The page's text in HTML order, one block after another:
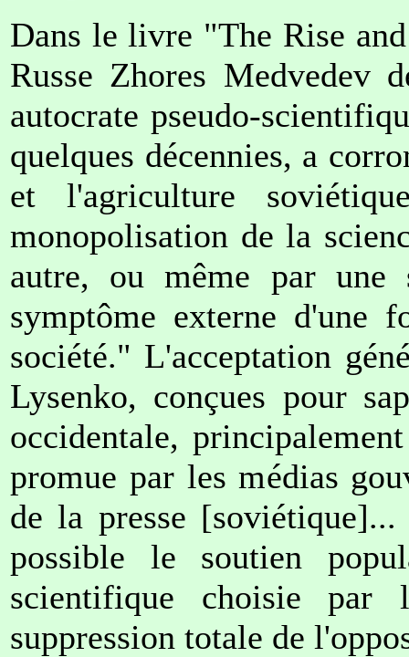
Dans le livre "The Rise
Russe Zhores Medvedev
autocrate pseudo-
quelques décennies, a
et l'agriculture
monopolisation de la
autre, ou même par une
symptôme externe d'une
société." L'acceptation
Lysenko, conçues pour
occidentale,
promue par les médias
de la presse
possible le soutien
scientifique choisie par
suppression totale de